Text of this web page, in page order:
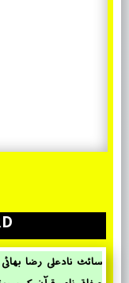
سائٹ نادعلی رضا